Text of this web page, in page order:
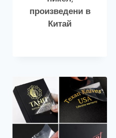
произведени в
Китай